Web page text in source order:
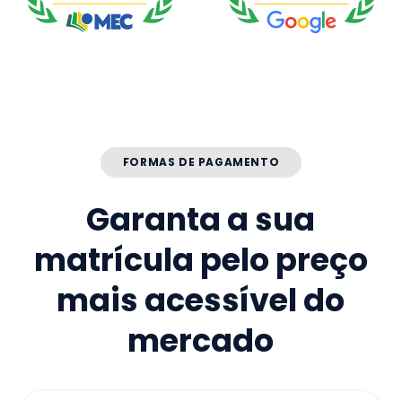
FORMAS DE PAGAMENTO
Garanta a sua
matrícula pelo preço
mais acessível do
mercado